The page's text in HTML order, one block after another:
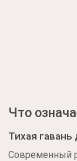
Что
Тихая
Современный